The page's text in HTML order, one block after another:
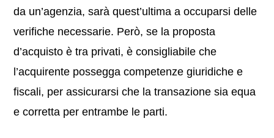
da un’agenzia, sarà quest’ultima a occuparsi delle
verifiche necessarie. Però, se la proposta
d’acquisto è tra privati, è consigliabile che
l’acquirente possegga competenze giuridiche e
fiscali, per assicurarsi che la transazione sia equa
e corretta per entrambe le parti.